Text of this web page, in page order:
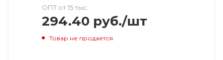
ОПТ от 15 тыс.
294.40 руб./шт
Товар не продается